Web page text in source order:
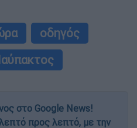
οδηγός
στο Google News!
προς λεπτό, με την